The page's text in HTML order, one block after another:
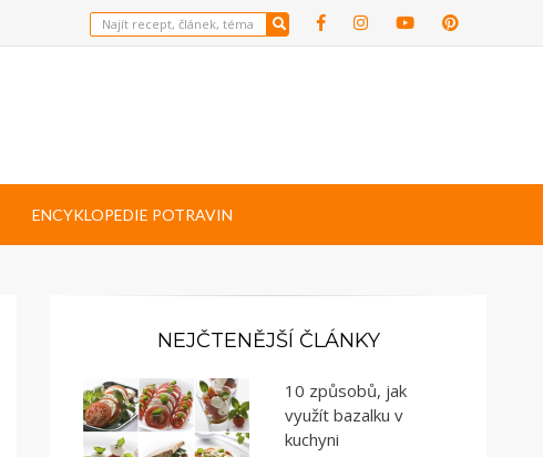
ENCYKLOPEDIE POTRAVIN
NEJČTENĚJŠÍ ČLÁNKY
10 způsobů, jak
využít bazalku v
kuchyni